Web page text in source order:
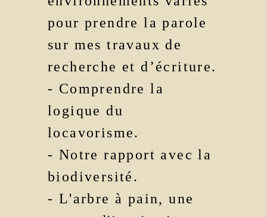
pour prendre la parole
sur mes travaux de
recherche et d’écriture.
- Comprendre la
logique du
locavorisme.
- Notre rapport avec la
biodiversité.
- L'arbre à pain, une